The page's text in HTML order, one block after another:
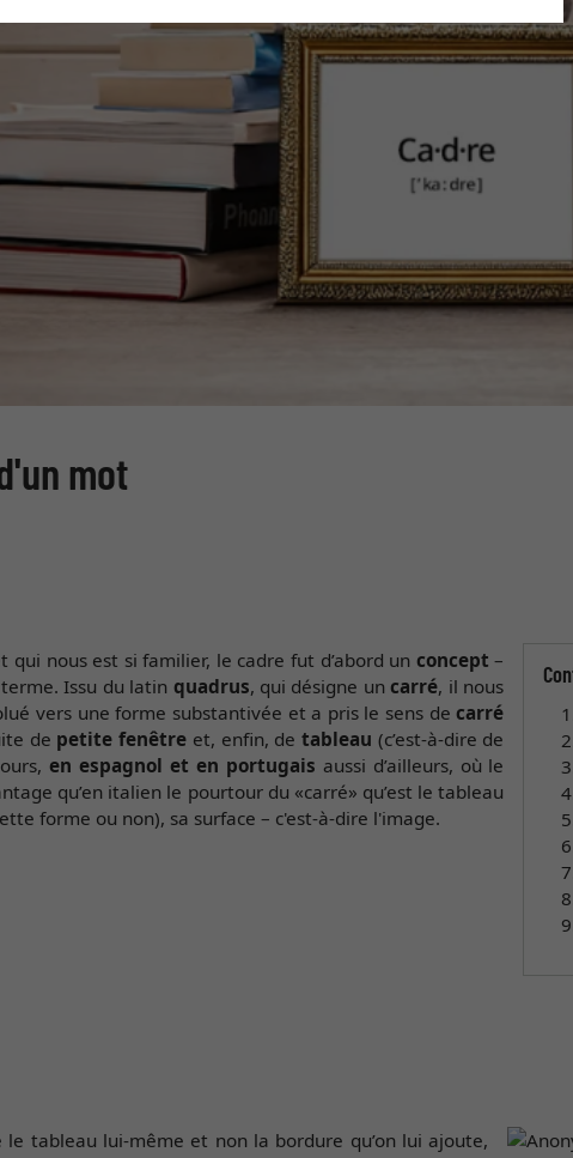
mot
qui nous est si familier, le cadre fut d’abord un concept –
terme. Issu du latin quadrus, qui désigne uncarré, il nous
vers une forme substantivée et a pris le sens decarré
de petite fenêtre et, enfin, de tableau (c’est-à-dire de
en espagnol et en portugais aussi d’ailleurs, où le
qu’en italien le pourtour du «carré» qu’est le tableau
forme ou non), sa surface – c'est-à-dire l'image.
le tableau lui-même et non la bordure qu’on lui ajoute,